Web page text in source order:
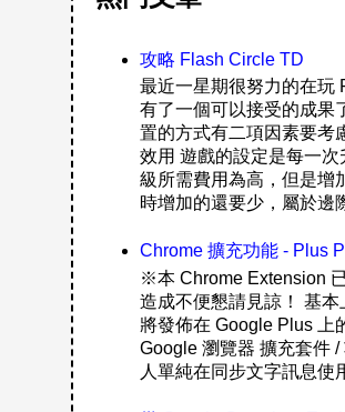
攻略 Flash Circle TD
最近一星期很努力的在玩
有了一個可以接受的成果
置的方式有二項因素要考
效用 遊戲的設定是每一
級所需費用為高，但是增
時增加的還要少，屬於邊
Chrome 擴充功能 - Plus
※本 Chrome Extension
造成不便懇請見諒！ 基
將發佈在 Google Plus 上
Google 瀏覽器 擴充套件
人單純在同步文字訊息使